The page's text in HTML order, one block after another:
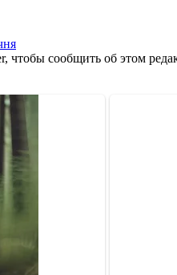
чтобы сообщить об этом